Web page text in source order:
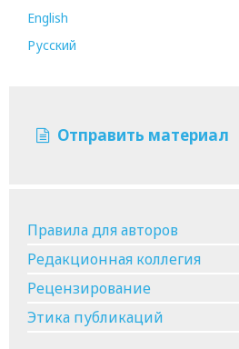
English
Русский
Отправить материал
Правила для авторов
Редакционная коллегия
Рецензирование
Этика публикаций